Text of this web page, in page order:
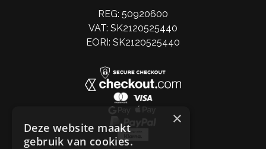
REG: 50920600
VAT: SK2120525440
EORI: SK2120525440
×
Deze website maakt
gebruik van cookies.